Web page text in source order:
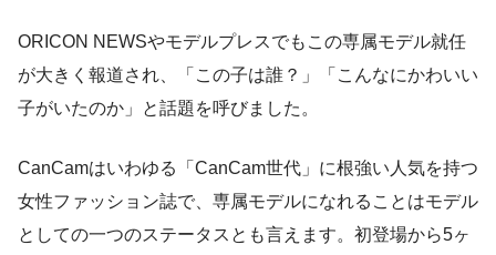
ORICON NEWSやモデルプレスでもこの専属モデル就任
が大きく報道され、「この子は誰？」「こんなにかわいい
子がいたのか」と話題を呼びました。
CanCamはいわゆる「CanCam世代」に根強い人気を持つ
女性ファッション誌で、専属モデルになれることはモデル
としての一つのステータスとも言えます。初登場から5ヶ